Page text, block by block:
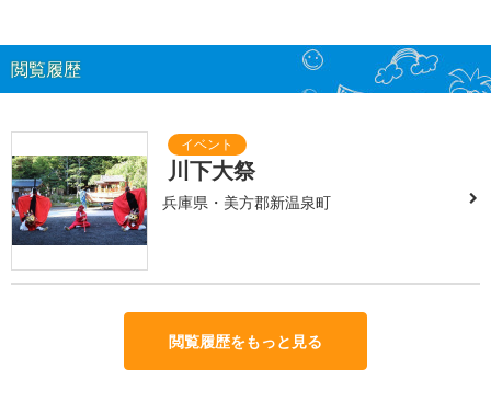
閲覧履歴
川下大祭
兵庫県・美方郡新温泉町
閲覧履歴をもっと見る